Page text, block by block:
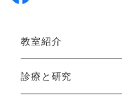
教室紹介
診療と研究